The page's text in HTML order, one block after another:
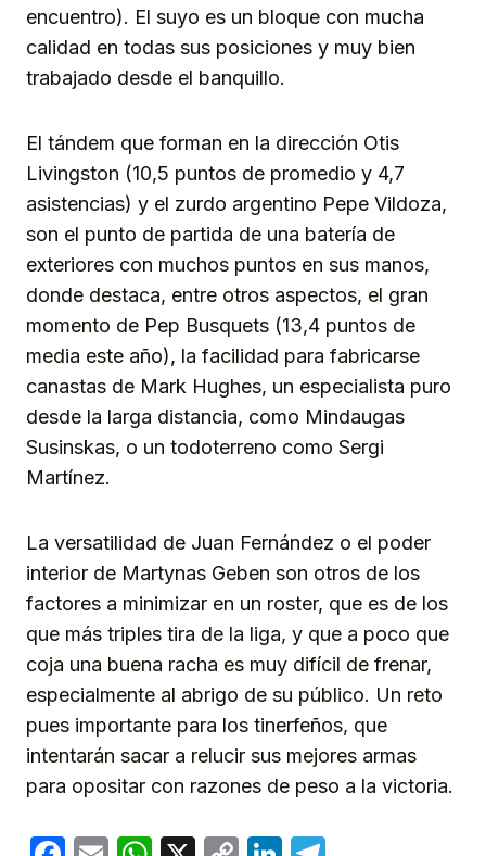
encuentro). El suyo es un bloque con mucha
calidad en todas sus posiciones y muy bien
trabajado desde el banquillo.
El tándem que forman en la dirección Otis
Livingston (10,5 puntos de promedio y 4,7
asistencias) y el zurdo argentino Pepe Vildoza,
son el punto de partida de una batería de
exteriores con muchos puntos en sus manos,
donde destaca, entre otros aspectos, el gran
momento de Pep Busquets (13,4 puntos de
media este año), la facilidad para fabricarse
canastas de Mark Hughes, un especialista puro
desde la larga distancia, como Mindaugas
Susinskas, o un todoterreno como Sergi
Martínez.
La versatilidad de Juan Fernández o el poder
interior de Martynas Geben son otros de los
factores a minimizar en un roster, que es de los
que más triples tira de la liga, y que a poco que
coja una buena racha es muy difícil de frenar,
especialmente al abrigo de su público. Un reto
pues importante para los tinerfeños, que
intentarán sacar a relucir sus mejores armas
para opositar con razones de peso a la victoria.